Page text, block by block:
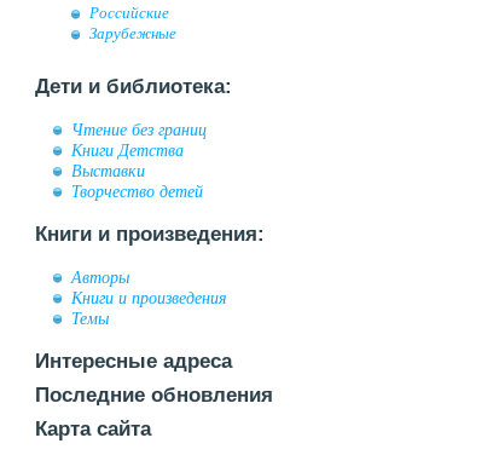
Российские
Зарубежные
Дети и библиотека:
Чтение без границ
Книги Детства
Выставки
Творчество детей
Книги и произведения:
Авторы
Книги и произведения
Темы
Интересные адреса
Последние обновления
Карта сайта